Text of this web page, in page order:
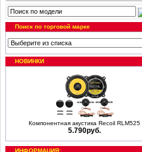
Поиск по торговой марке
НОВИНКИ
Компонентная акустика Recoil RLM525
5.790руб.
ИНФОРМАЦИЯ: